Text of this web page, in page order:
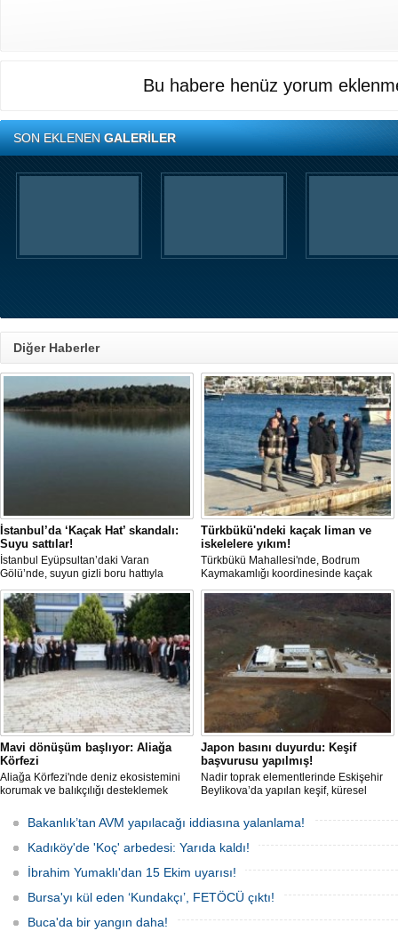
Bu habere henüz yorum
SON EKLENENGALERİLER
Diğer Haberler
İstanbul’da ‘Kaçak Hat’ skandalı:
Suyu sattılar!
İstanbul Eyüpsultan’daki Varan
Gölü’nde, suyun gizli boru hattıyla
çekilip tankerlere aktarıldığı öne
sürüldü. Hattın izini süren vatandaşlar,
yaklaşık 3 kilometrelik kaçak düzenek
kurulduğunu iddia etti.
Türkbükü'ndeki kaçak liman ve
iskelelere yıkım!
Türkbükü Mahallesi'nde, Bodrum
Kaymakamlığı koordinesinde kaçak
liman ve iskelelere yönelik yıkım
çalışması başlatıldı.
Mavi dönüşüm başlıyor: Aliağa
Körfezi
Aliağa Körfezi'nde deniz ekosistemini
korumak ve balıkçılığı desteklemek
Japon basını duyurdu: Keşif
başvurusu yapılmış!
Nadir toprak elementlerinde Eskişehir
Beylikova’da yapılan keşif, küresel
yeni bir hamle geldi.
Bakanlık’tan AVM yapılacağı iddiasına yalanlama!
Kadıköy'de 'Koç' arbedesi: Yarıda kaldı!
İbrahim Yumaklı'dan 15 Ekim uyarısı!
Bursa'yı kül eden ‘Kundakçı’, FETÖCÜ çıktı!
Buca'da bir yangın daha!